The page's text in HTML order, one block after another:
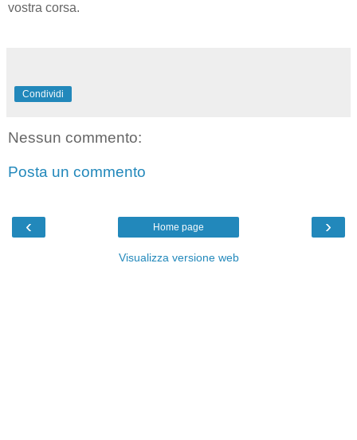
vostra corsa.
Condividi
Nessun commento:
Posta un commento
‹ ›
Home page
Visualizza versione web